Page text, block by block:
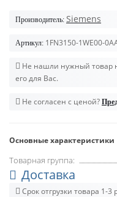
Производитель: Siemens
Артикул: 1FN3150-1WE00-
Не нашли нужный товар
его для Вас.
Не согласен с ценой?
Основные характеристики
Товарная группа:
Доставка
Срок отгрузки товара 1-